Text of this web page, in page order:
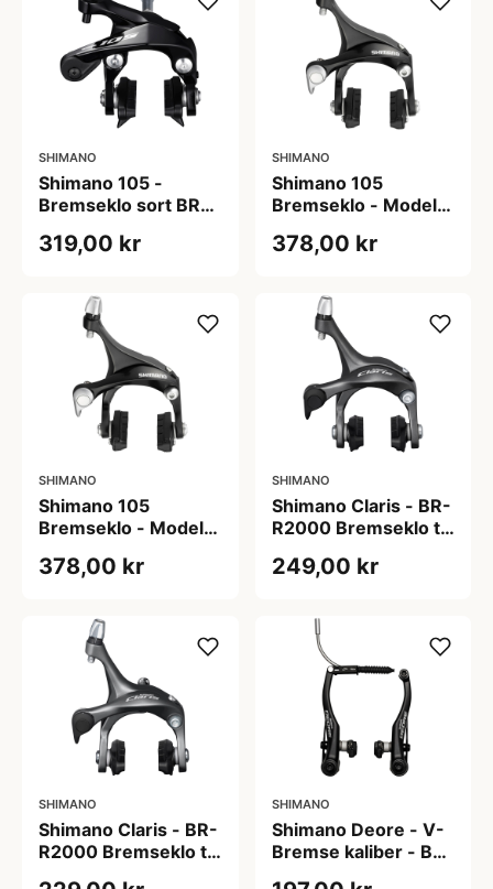
SHIMANO
Shimano 105 -
Bremseklo sort BR-
Centerbolt
319,00 kr
SHIMANO
Shimano 105
Bremseklo - Model
center montering -
378,00 kr
SHIMANO
Shimano 105
Bremseklo - Model
center montering -
378,00 kr
SHIMANO
Shimano Claris - BR-
R2000 Bremseklo til
249,00 kr
SHIMANO
Shimano Claris - BR-
R2000 Bremseklo til
SHIMANO
Shimano Deore - V-
Bremse kaliber - Bag